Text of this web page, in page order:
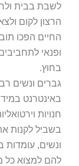
לשבת בבית
הרצון לקום
החיים הפכו
ופנאי
בחוץ.
גברים ונשים
באינטרנט
חנויות
בשביל לקנות
ונשים, עומדות
להם למצוא כל